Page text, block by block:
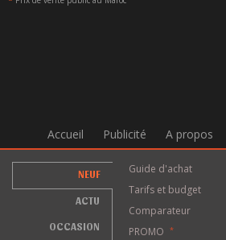
Accueil Publicité A propos
NEUF
ACTU
OCCASION
Guide d'achat
Tarifs et budget
Comparateur
PROMO
*